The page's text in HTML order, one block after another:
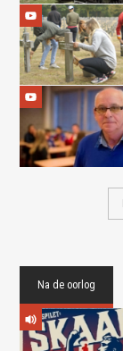
Na de oorlog